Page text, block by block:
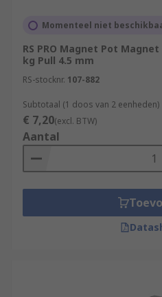
Momenteel niet
RS PRO Magnet Pot
kg Pull 4.5 mm
RS-stocknr. 107-882
Subtotaal (1 doos van 2 eenheden)
€ 7,20(excl. BTW)
Aantal